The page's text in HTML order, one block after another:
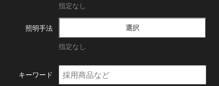
指定なし
照明手法 選択
指定なし
キーワード